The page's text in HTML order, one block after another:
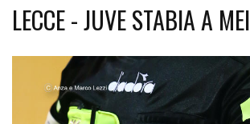
LECCE - JUVE STABIA A MEI